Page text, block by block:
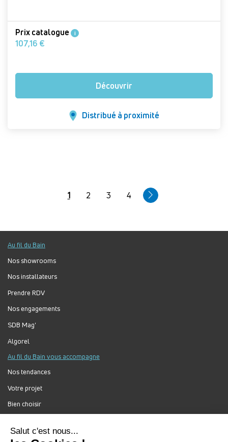
Prix catalogue i
107,16 €
Découvrir
Distribué à proximité
Page
1 Page
2 Page
3 Page
4
Au fil du Bain
Nos showrooms
Nos installateurs
Prendre RDV
Nos engagements
SDB Mag'
Algorel
Au fil du Bain vous accompagne
Nos tendances
Votre projet
Bien choisir